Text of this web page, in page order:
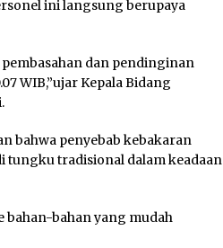
ini langsung berupaya
pembasahan dan pendinginan
WIB,”ujar Kepala Bidang
bahwa penyebab kebakaran
tungku tradisional dalam keadaan
bahan-bahan yang mudah